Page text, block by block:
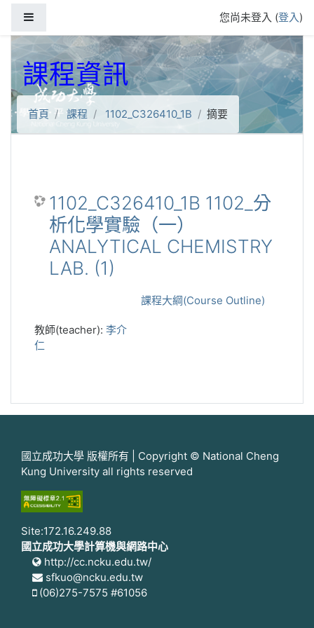
您尚未登入 (登入)
課程資訊
首頁 課程 1102_C326410_1B 摘要
1102_C326410_1B 1102_分
析化學實驗（一）
ANALYTICAL CHEMISTRY
LAB. (1)
課程大綱(Course Outline)
教師(teacher): 李介
仁
國立成功大學 版權所有 | Copyright © National Cheng
Kung University all rights reserved
Site:172.16.249.88
國立成功大學計算機與網路中心
http://cc.ncku.edu.tw/
sfkuo@ncku.edu.tw
(06)275-7575 #61056